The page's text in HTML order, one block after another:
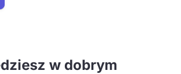
w dobrym